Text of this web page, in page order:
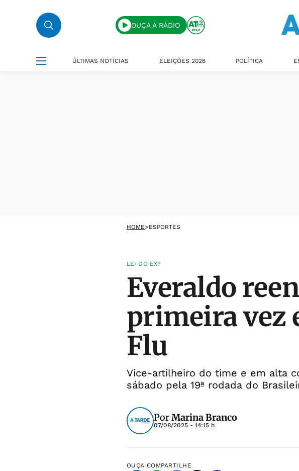
OUÇA A RÁDIO
ÚLTIMAS NOTÍCIAS ELEIÇÕES 2026 POLÍTICA
HOME>ESPORTES
LEI DO EX?
Everaldo
primeira vez
Flu
Vice-artilheiro do time e em alta
sábado pela 19ª rodada do
PorMarina Branco
07/08/2025 - 14:15 h
OUÇA COMPARTILHE